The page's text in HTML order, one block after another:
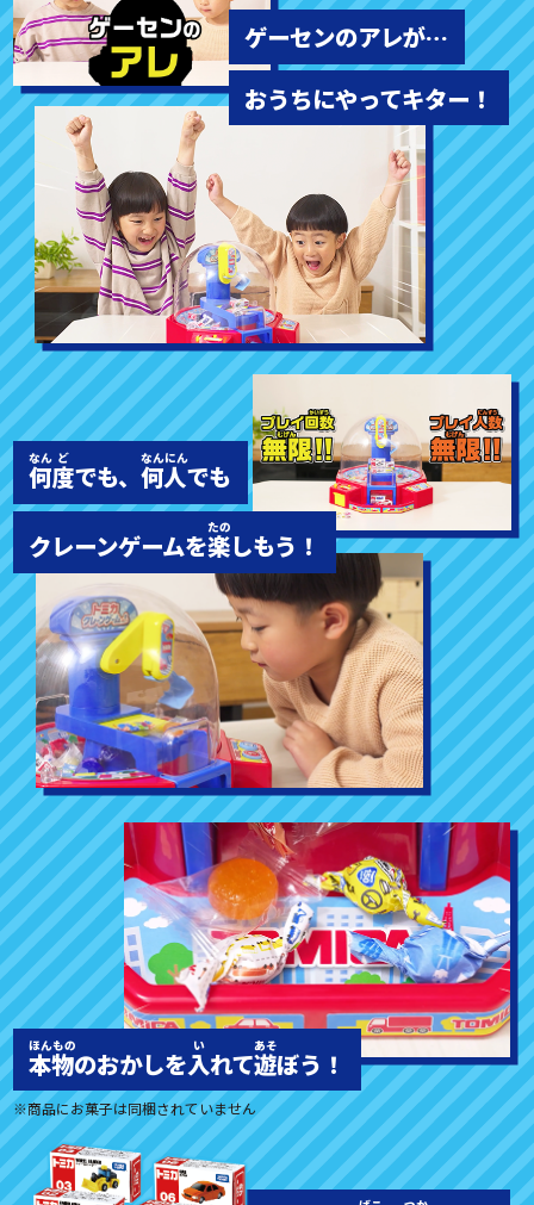
※商品にお菓子は同梱されていません
ゲーセンのアレが…
おうちにやってキター！
何度でも、何人でも
クレーンゲームを楽しもう！
本物のおかしを入れて遊ぼう！